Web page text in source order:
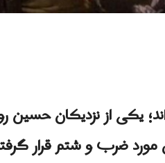
يکی از نزدیکان
مورد ضرب و شتم قرار